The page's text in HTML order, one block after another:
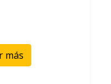
más